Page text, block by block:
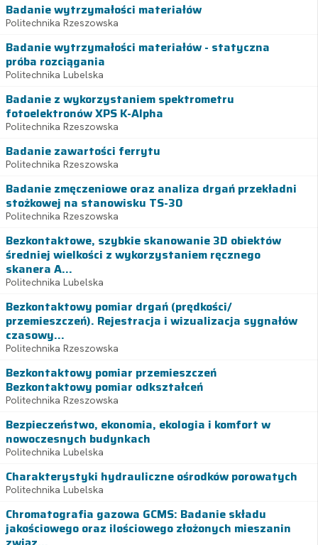
Badanie wytrzymałości materiałów
Politechnika Rzeszowska
Badanie wytrzymałości materiałów - statyczna
próba rozciągania
Politechnika Lubelska
Badanie z wykorzystaniem spektrometru
fotoelektronów XPS K-Alpha
Politechnika Rzeszowska
Badanie zawartości ferrytu
Politechnika Rzeszowska
Badanie zmęczeniowe oraz analiza drgań przekładni
stożkowej na stanowisku TS-30
Politechnika Rzeszowska
Bezkontaktowe, szybkie skanowanie 3D obiektów
średniej wielkości z wykorzystaniem ręcznego
skanera A...
Politechnika Lubelska
Bezkontaktowy pomiar drgań (prędkości/
przemieszczeń). Rejestracja i wizualizacja sygnałów
czasowy...
Politechnika Rzeszowska
Bezkontaktowy pomiar przemieszczeń
Bezkontaktowy pomiar odkształceń
Politechnika Rzeszowska
Bezpieczeństwo, ekonomia, ekologia i komfort w
nowoczesnych budynkach
Politechnika Lubelska
Charakterystyki hydrauliczne ośrodków porowatych
Politechnika Lubelska
Chromatografia gazowa GCMS: Badanie składu
jakościowego oraz ilościowego złożonych mieszanin